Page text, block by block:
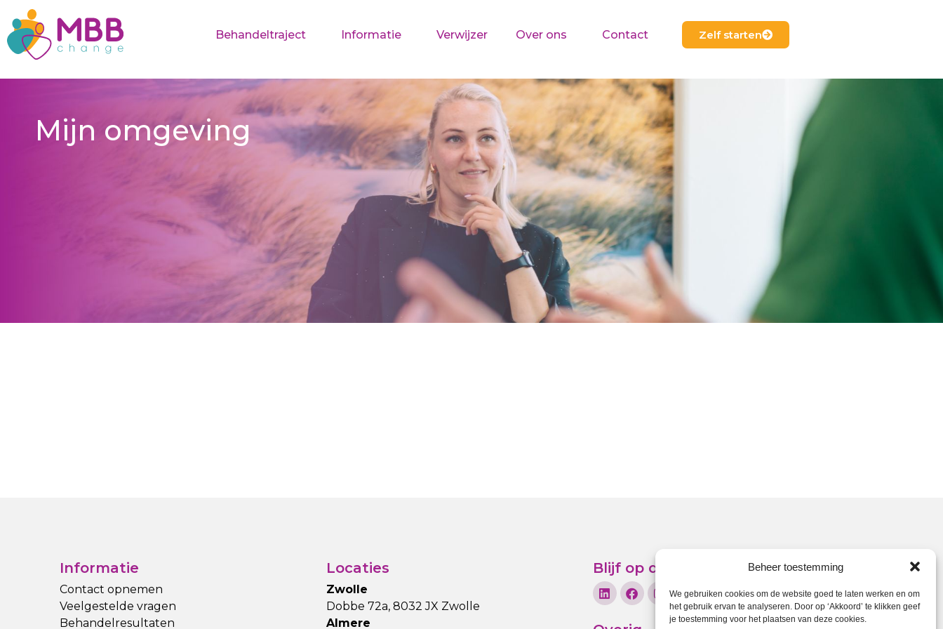
Beheer toestemming
We gebruiken cookies om de website goed te laten werken en om
het gebruik ervan te analyseren. Door op ‘Akkoord’ te klikken geef
je toestemming voor het plaatsen van deze cookies.
Behandeltraject Informatie Verwijzer Over ons Contact Zelf starten
Mijn omgeving
Informatie
Contact opnemen
Veelgestelde vragen
Behandelresultaten
Locaties
Zwolle
Dobbe 72a, 8032 JX Zwolle
Almere
Blijf op de hoogte